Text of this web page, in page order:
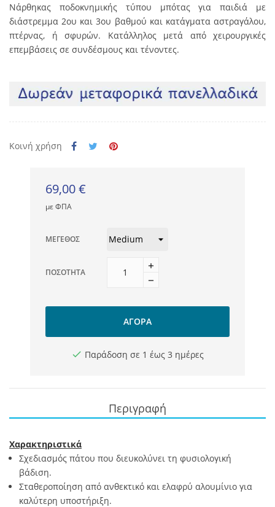
Νάρθηκας ποδοκνημικής τύπου μπότας για παιδιά με
διάστρεμμα 2ου και 3ου βαθμού και κατάγματα αστραγάλου,
πτέρνας, ή σφυρών. Κατάλληλος μετά από χειρουργικές
επεμβάσεις σε συνδέσμους και τένοντες.
Κοινή χρήση
69,00 €
με ΦΠΑ
ΜΈΓΕΘΟΣ
ΠΟΣΌΤΗΤΑ
ΑΓΟΡΆ
Παράδοση σε 1 έως 3 ημέρες
Περιγραφή
Χαρακτηριστικά
Σχεδιασμός πάτου που διευκολύνει τη φυσιολογική
βάδιση.
Σταθεροποίηση από ανθεκτικό και ελαφρύ αλουμίνιο για
καλύτερη υποστήριξη.